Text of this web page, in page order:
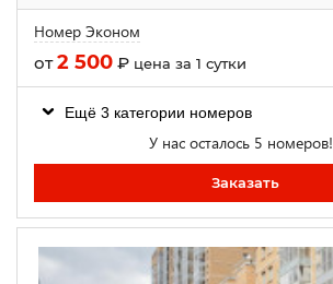
Номер Эконом
от2 500 ₽ цена за 1 сутки
Ещё 3 категории номеров
У нас осталось 5 номеров!
Заказать